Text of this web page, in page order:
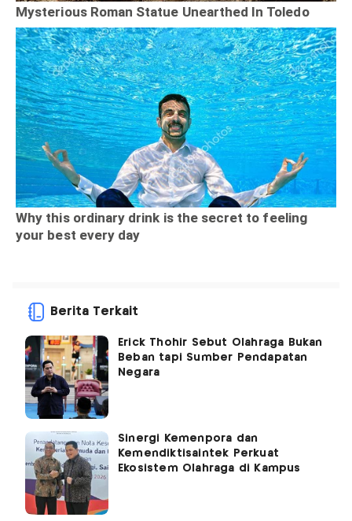
Berita Terkait
Erick Thohir Sebut Olahraga Bukan
Beban tapi Sumber Pendapatan
Negara
Sinergi Kemenpora dan
Kemendiktisaintek Perkuat
Ekosistem Olahraga di Kampus